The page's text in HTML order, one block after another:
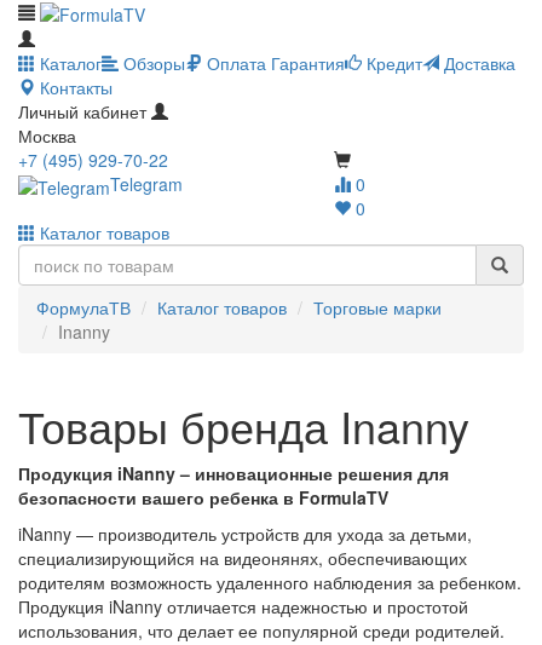
Каталог Обзоры Оплата Гарантия Кредит
Доставка
Контакты
Личный кабинет
Москва
0
0
+7 (495) 929-70-22
Telegram
Каталог товаров
ФормулаТВ Каталог товаров
Торговые марки
Inanny
Товары бренда Inanny
Продукция iNanny – инновационные решения для
безопасности вашего ребенка в FormulaTV
iNanny — производитель устройств для ухода за детьми,
специализирующийся на видеонянях, обеспечивающих
родителям возможность удаленного наблюдения за ребенком.
Продукция iNanny отличается надежностью и простотой
использования, что делает ее популярной среди родителей.